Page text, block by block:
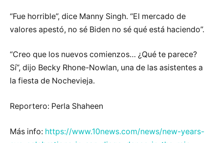
“Fue horrible”, dice Manny Singh. “El mercado de
valores apestó, no sé Biden no sé qué está haciendo”.
“Creo que los nuevos comienzos… ¿Qué te parece?
Sí”, dijo Becky Rhone-Nowlan, una de las asistentes a
la fiesta de Nochevieja.
Reportero: Perla Shaheen
Más info: https://www.10news.com/news/new-years-